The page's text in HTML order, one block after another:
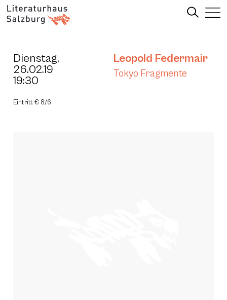
Dienstag,
26.02.19
19:30
Leopold Federmair
Tokyo Fragmente
Eintritt € 8/6